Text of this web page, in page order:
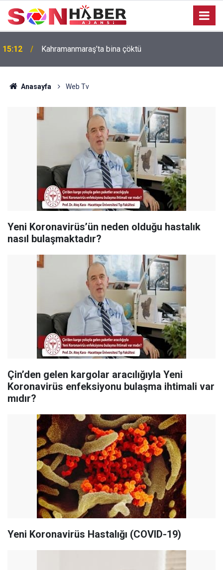
15:12 Kahramanmaraş’ta bina çöktü
Anasayfa Web Tv
Yeni Koronavirüs’ün neden olduğu hastalık
nasıl bulaşmaktadır?
Çin’den gelen kargolar aracılığıyla Yeni
Koronavirüs enfeksiyonu bulaşma ihtimali var
mıdır?
Yeni Koronavirüs Hastalığı (COVID-19)